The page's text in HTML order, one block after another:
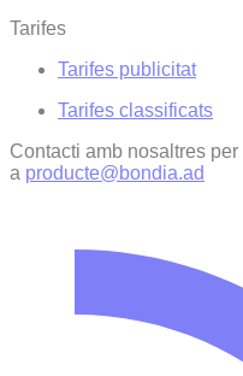
Tarifes
Tarifes publicitat
Tarifes classificats
Contacti amb nosaltres
a producte@bondia.ad